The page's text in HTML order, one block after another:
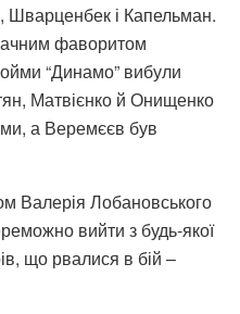
і Капельман.
фаворитом
“Динамо” вибули
Матвієнко й Онищенко
а Веремєєв був
Валерія Лобановського
вийти з будь-якої
що рвалися в бій –